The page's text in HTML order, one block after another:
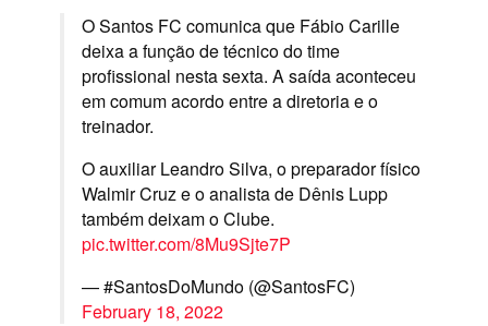
O Santos FC comunica que Fábio Carille
deixa a função de técnico do time
profissional nesta sexta. A saída aconteceu
em comum acordo entre a diretoria e o
treinador.
O auxiliar Leandro Silva, o preparador físico
Walmir Cruz e o analista de Dênis Lupp
também deixam o Clube.
pic.twitter.com/8Mu9Sjte7P
— #SantosDoMundo (@SantosFC)
February 18, 2022